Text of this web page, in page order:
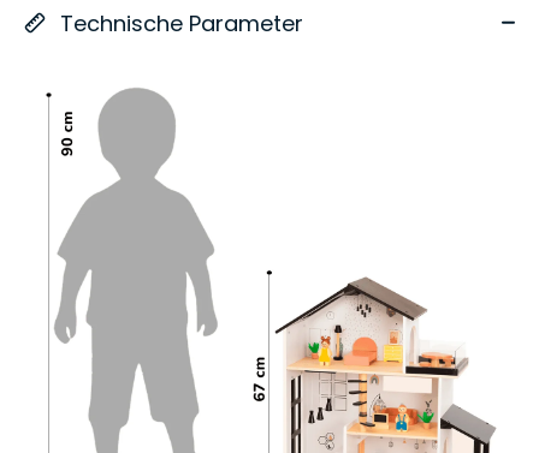
Technische Parameter